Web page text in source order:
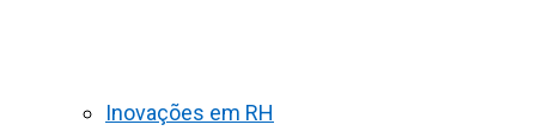
Inovações em RH